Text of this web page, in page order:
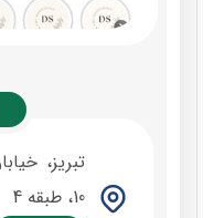
10، طبقه 4